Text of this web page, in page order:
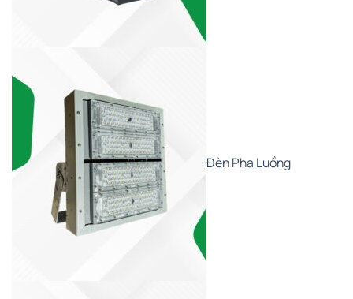
Đèn Pha Luồng